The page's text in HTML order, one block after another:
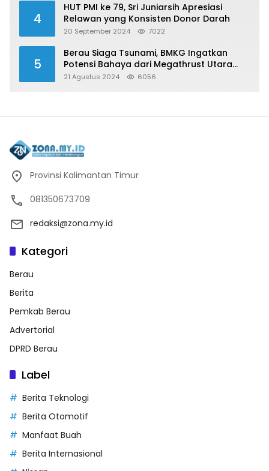
4
HUT PMI ke 79, Sri Juniarsih Apresiasi
Relawan yang Konsisten Donor Darah
20 September 2024 7022
5
Berau Siaga Tsunami, BMKG Ingatkan
Potensi Bahaya dari Megathrust Utara
Sulawesi
21 Agustus 2024 6056
Provinsi Kalimantan Timur
081350673709
redaksi@zona.my.id
Kategori
Berau
Berita
Pemkab Berau
Advertorial
DPRD Berau
Label
Berita Teknologi
Berita Otomotif
Manfaat Buah
Berita Internasional